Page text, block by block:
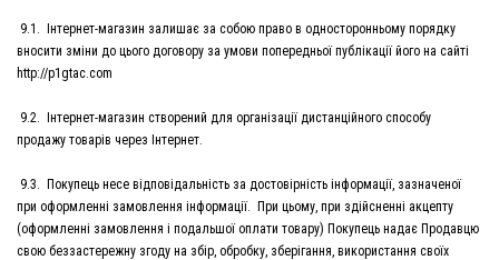
9.1. Інтернет-магазин залишає за собою право в односторонньому порядку
вносити зміни до цього договору за умови попередньої публікації його на сайті
http://p1gtac.com
9.2. Інтернет-магазин створений для організації дистанційного способу
продажу товарів через Інтернет.
9.3. Покупець несе відповідальність за достовірність інформації, зазначеної
при оформленні замовлення інформації. При цьому, при здійсненні акцепту
(оформленні замовлення і подальшої оплати товару) Покупець надає Продавцю
свою беззастережну згоду на збір, обробку, зберігання, використання своїх